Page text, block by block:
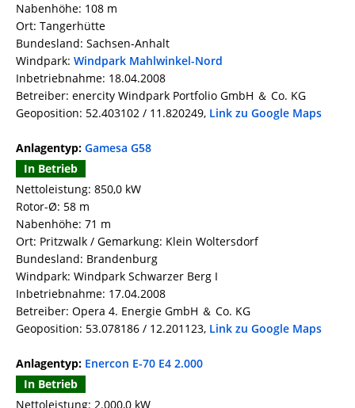
Nabenhöhe: 108 m
Ort: Tangerhütte
Bundesland: Sachsen-Anhalt
Windpark: Windpark Mahlwinkel-Nord
Inbetriebnahme: 18.04.2008
Betreiber: enercity Windpark Portfolio GmbH ＆ Co. KG
Geoposition: 52.403102 / 11.820249, Link zu Google Maps
Anlagentyp: Gamesa G58
In Betrieb
Nettoleistung: 850,0 kW
Rotor-Ø: 58 m
Nabenhöhe: 71 m
Ort: Pritzwalk / Gemarkung: Klein Woltersdorf
Bundesland: Brandenburg
Windpark: Windpark Schwarzer Berg I
Inbetriebnahme: 17.04.2008
Betreiber: Opera 4. Energie GmbH ＆ Co. KG
Geoposition: 53.078186 / 12.201123, Link zu Google Maps
Anlagentyp: Enercon E-70 E4 2.000
In Betrieb
Nettoleistung: 2.000,0 kW